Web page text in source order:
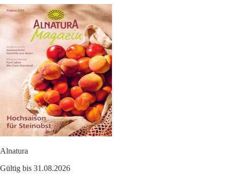
Alnatura
Gültig bis 31.08.2026